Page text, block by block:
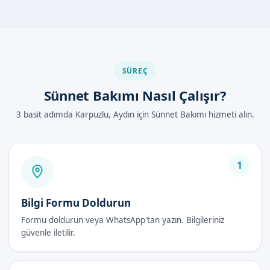
Aydın Karpuzlu'de sünnet bakımı, uzman doktorumuz
tarafından yapılır. İşlem, lokal anestezi altında yapılır ve
çocukların acı hissetmesini önler.
Lokal anestezi uygulanır.
Çocukların bakım ve hijyeni sağlanır.
Sünnet Bakımı Avantajları
Sünnet bakımı, birçok avantaja sahiptir. Bunlar:
SÜREÇ
Sünnet Bakımı Nasıl Çalışır?
3 basit adımda Karpuzlu, Aydın için Sünnet Bakımı hizmeti alın.
1
Bilgi Formu Doldurun
Formu doldurun veya WhatsApp'tan yazın. Bilgileriniz
güvenle iletilir.